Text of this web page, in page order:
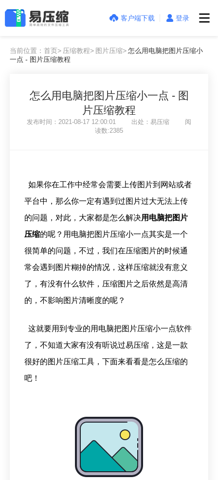
客户端下载 登录
当前位置：首页> 压缩教程> 图片压缩>怎么用电脑把图片压缩小
一点 - 图片压缩教程
怎么用电脑把图片压缩小一点 - 图
片压缩教程
发布时间：2021-08-17 12:00:01 出处：易压缩 阅
读数:2385
如果你在工作中经常会需要上传图片到网站或者
平台中，那么你一定有遇到过图片过大无法上传
的问题，对此，大家都是怎么解决用电脑把图片
压缩的呢？ 用电脑把图片压缩小一点其实是一个
很简单的问题，不过，我们在压缩图片的时候通
常会遇到图片糊掉的情况，这样压缩就没有意义
了，有没有什么软件，压缩图片之后依然是高清
的，不影响图片清晰度的呢？
这就要用到专业的用电脑把图片压缩小一点软件
了，不知道大家有没有听说过易压缩，这是一款
很好的图片压缩工具，下面来看看是怎么压缩的
吧！